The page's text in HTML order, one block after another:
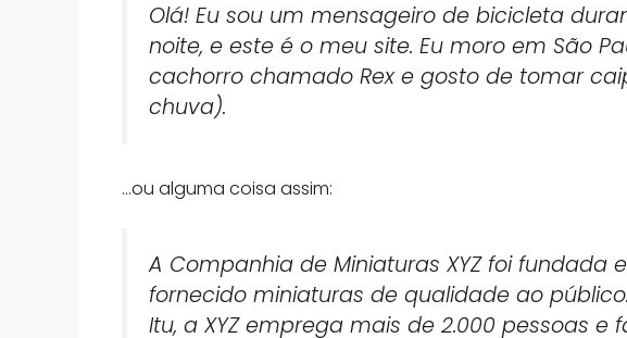
Olá! Eu sou um mensageiro de bicicleta
noite, e este é o meu site. Eu moro em São
cachorro chamado Rex e gosto de tomar
chuva).
…ou alguma coisa assim:
A Companhia de Miniaturas XYZ foi fundada
fornecido miniaturas de qualidade ao
Itu, a XYZ emprega mais de 2.000 pessoas e